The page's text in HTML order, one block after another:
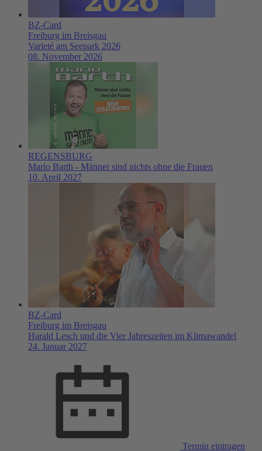
BZ-Card
Freiburg im Breisgau
Varieté am Seepark 2026
08. November 2026
REGENSBURG
Mario Barth - Männer sind nichts ohne die Frauen
10. April 2027
BZ-Card
Freiburg im Breisgau
Harald Lesch und die Vier Jahreszeiten im Klimawandel
24. Januar 2027
Termin eintragen